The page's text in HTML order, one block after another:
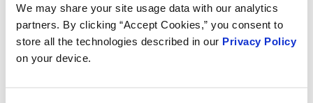
We may share your site usage data with our analytics
partners. By clicking “Accept Cookies,” you consent to
store all the technologies described in our Privacy Policy
on your device.
Stable monitor feedback using integrated sensors that
continuously monitor pressure levels, allowing for
immediate detection of any leaks or malfunctions